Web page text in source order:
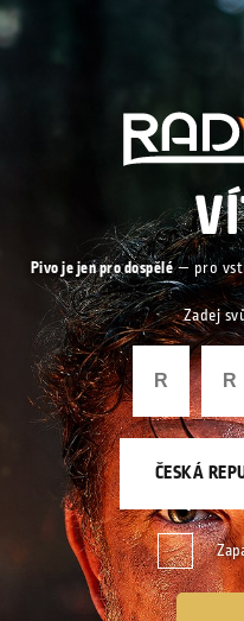
Pivo je jen pro dospělé— pro
Zadej
ČESKÁ